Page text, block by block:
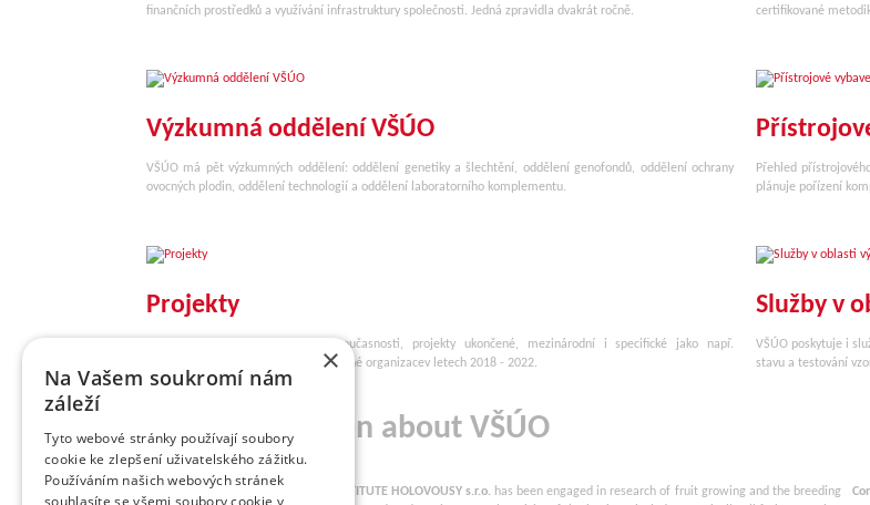
finančních prostředků a využívání infrastruktury společnosti. Jedná zpravidla dvakrát ročně.
Výzkumná oddělení VŠÚO
VŠÚO má pět výzkumných oddělení: oddělení genetiky a šlechtění, oddělení genofondů, oddělení ochrany
ovocných plodin, oddělení technologií a oddělení laboratorního komplementu.
Projekty
Předkládáme projekty řešené v současnosti, projekty ukončené, mezinárodní i specifické jako např.
Dlouhodobá koncepce rozvoje výzkumné organizacev letech 2018 - 2022.
certifikované
Přehled
plánuje pořízení
Služby v
VŠÚO poskytuje i
stavu a testování
Basic information about VŠÚO
RESEARCH AND BREEDING FRUIT INSTITUTE HOLOVOUSY s.r.o. has been engaged in research of fruit growing and the breeding
×
Na Vašem soukromí nám
záleží
Tyto webové stránky používají soubory
cookie ke zlepšení uživatelského zážitku.
Používáním našich webových stránek
souhlasíte se všemi soubory cookie v